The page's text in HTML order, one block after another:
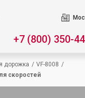
+7 (800) 350-
дорожка / VF-8008 /
скоростей